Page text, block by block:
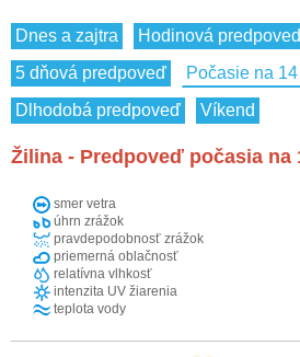
Dnes a zajtra
Hodinová
5 dňová predpoveď
Počasie na
Dlhodobá predpoveď
Víkend
Žilina - Predpoveď počasia na
smer vetra
úhrn zrážok
pravdepodobnosť zrážok
priemerná oblačnosť
relatívna vlhkosť
intenzita UV žiarenia
teplota vody